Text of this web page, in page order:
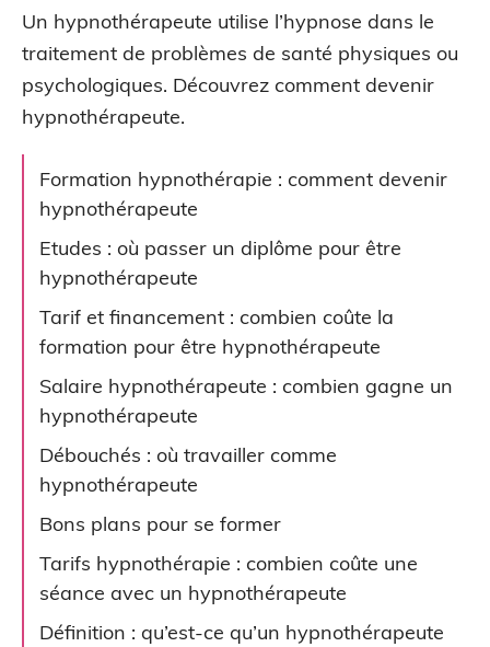
Un hypnothérapeute utilise l’hypnose dans le
traitement de problèmes de santé physiques ou
psychologiques. Découvrez comment devenir
hypnothérapeute.
Formation hypnothérapie : comment devenir
hypnothérapeute
Etudes : où passer un diplôme pour être
hypnothérapeute
Tarif et financement : combien coûte la
formation pour être hypnothérapeute
Salaire hypnothérapeute : combien gagne un
hypnothérapeute
Débouchés : où travailler comme
hypnothérapeute
Bons plans pour se former
Tarifs hypnothérapie : combien coûte une
séance avec un hypnothérapeute
Définition : qu’est-ce qu’un hypnothérapeute